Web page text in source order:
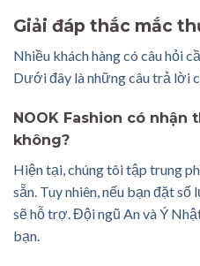
Giải đáp thắc mắc
Nhiều khách hàng có câu hỏi
Dưới đây là những câu trả lời
NOOK Fashion có nhận
không?
Hiện tại, chúng tôi tập trung
sẵn. Tuy nhiên, nếu bạn đặt
sẽ hỗ trợ. Đội ngũ An và Ý
bạn.